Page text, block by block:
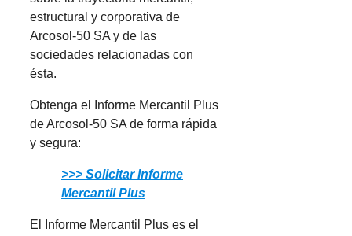
estructural y corporativa de
Arcosol-50 SA y de las
sociedades relacionadas con
ésta.
Obtenga el Informe Mercantil Plus
de Arcosol-50 SA de forma rápida
y segura:
>>> Solicitar Informe
Mercantil Plus
El Informe Mercantil Plus es el